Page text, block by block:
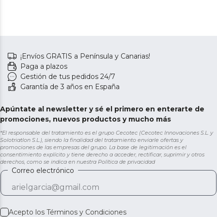
¡Envíos GRATIS a Península y Canarias!
Paga a plazos
Gestión de tus pedidos 24/7
Garantía de 3 años en España
Apúntate al newsletter y sé el primero en enterarte de
promociones, nuevos productos y mucho más
*El responsable del tratamiento es el grupo Cecotec (Cecotec Innovaciones S.L. y
Solotriatlon S.L.), siendo la finalidad del tratamiento enviarle ofertas y
promociones de las empresas del grupo. La base de legitimación es el
consentimiento explícito y tiene derecho a acceder, rectificar, suprimir y otros
derechos, como se indica en nuestra Política de privacidad
Correo electrónico
Acepto los Términos y Condiciones